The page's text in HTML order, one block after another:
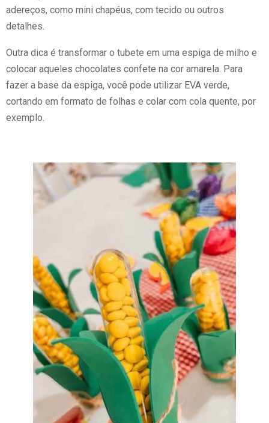
adereços, como mini chapéus, com tecido ou outros
detalhes.
Outra dica é transformar o tubete em uma espiga de milho e
colocar aqueles chocolates confete na cor amarela. Para
fazer a base da espiga, você pode utilizar EVA verde,
cortando em formato de folhas e colar com cola quente, por
exemplo.